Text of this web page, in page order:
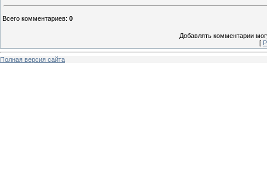
Всего комментариев: 0
Добавлять комментарии
[
Полная версия сайта